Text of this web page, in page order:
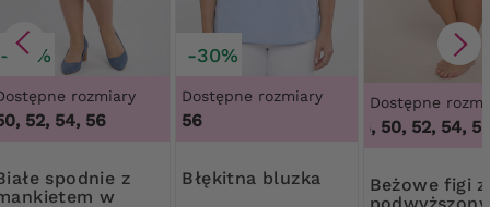
-30%
rozmiary
52, 54, 56
z
w
-30%
Dostępne rozmiary
56
Błękitna bluzka
Dostępne
46, 48, 50, 52, 54,
Beżowe figi z